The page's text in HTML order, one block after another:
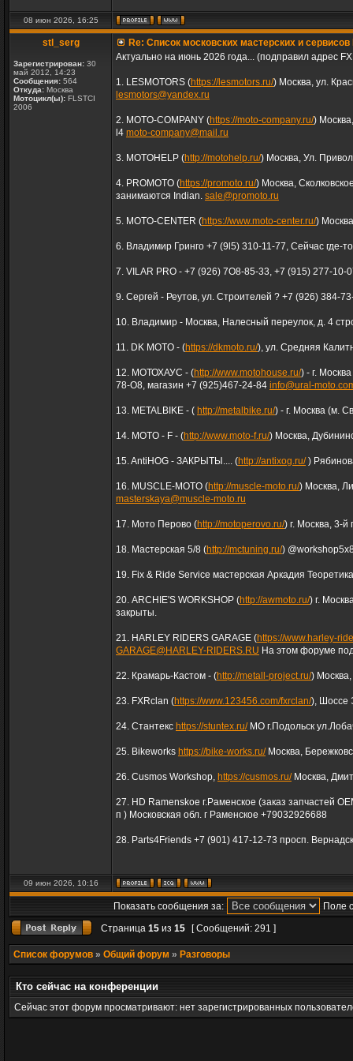
08 июн 2026, 16:25
stl_serg
Зарегистрирован: 30
май 2012, 14:23
Сообщения: 564
Откуда: Москва
Мотоцикл(ы): FLSTCI
2006
Re: Список московских мастерских и
Актуально на июнь 2026 года... (подправил адрес
1. LESMOTORS (https://lesmotors.ru/) Москва, ул.
lesmotors@yandex.ru
2. MOTO-COMPANY (https://moto-company.ru/)
l4 moto-company@mail.ru
3. MOTOHELP (http://motohelp.ru/) Москва, Ул.
4. PROMOTO (https://promoto.ru/) Москва,
занимаются Indian. sale@promoto.ru
5. MOTO-CENTER (https://www.moto-center.ru/)
6. Владимир Гринго +7 (9l5) 310-11-77, Сейчас где-
7. VILAR PRO - +7 (926) 7О8-85-33, +7 (915) 277-10-
9. Сергей - Реутов, ул. Строителей ? +7 (926) 384-
10. Владимир - Москва, Налесный переулок, д. 4
11. DK MOTO - (https://dkmoto.ru/), ул. Средняя
12. МОТОХАУС - (http://www.motohouse.ru/) - г.
78-О8, магазин +7 (925)467-24-84 info@ural-
13. METALBIKE - ( http://metalbike.ru/) - г. Москва (м.
14. MOTO - F - (http://www.moto-f.ru/) Москва,
15. AntiHOG - ЗАКРЫТЫ.... (http://antixog.ru/)
16. MUSCLE-MOTO (http://muscle-moto.ru/) Москва,
masterskaya@muscle-moto.ru
17. Мото Перово (http://motoperovo.ru/) г. Москва, 3-
18. Мастерская 5/8 (http://mctuning.ru/)
19. Fix & Ride Service мастерская Аркадия
20. ARCHIE'S WORKSHOP (http://awmoto.ru/) г.
закрыты.
21. HARLEY RIDERS GARAGE (https://www.harley-
GARAGE@HARLEY-RIDERS.RU На этом форуме
22. Крамарь-Кастом - (http://metall-project.ru/)
23. FXRclan (https://www.123456.com/fxrclan/), Шоссе
24. Стантекс https://stuntex.ru/МО г.Подольск
25. Bikeworks https://bike-works.ru/Москва,
26. Cusmos Workshop, https://cusmos.ru/Москва,
27. HD Ramenskoe г.Раменское (заказ запчастей
п ) Московская обл. г Раменское +79032926688
28. Parts4Friends +7 (901) 417-12-73 просп.
09 июн 2026, 10:16
Показать сообщения за:
Поле
Страница 15 из 15 [ Сообщений: 291 ]
Список форумов » Общий форум » Разговоры
Кто сейчас на конференции
Сейчас этот форум просматривают: нет зарегистрированных